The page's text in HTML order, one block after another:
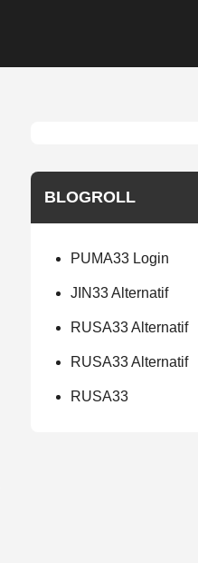
BLOGROLL
PUMA33 Login
JIN33 Alternatif
RUSA33 Alternatif
RUSA33 Alternatif
RUSA33